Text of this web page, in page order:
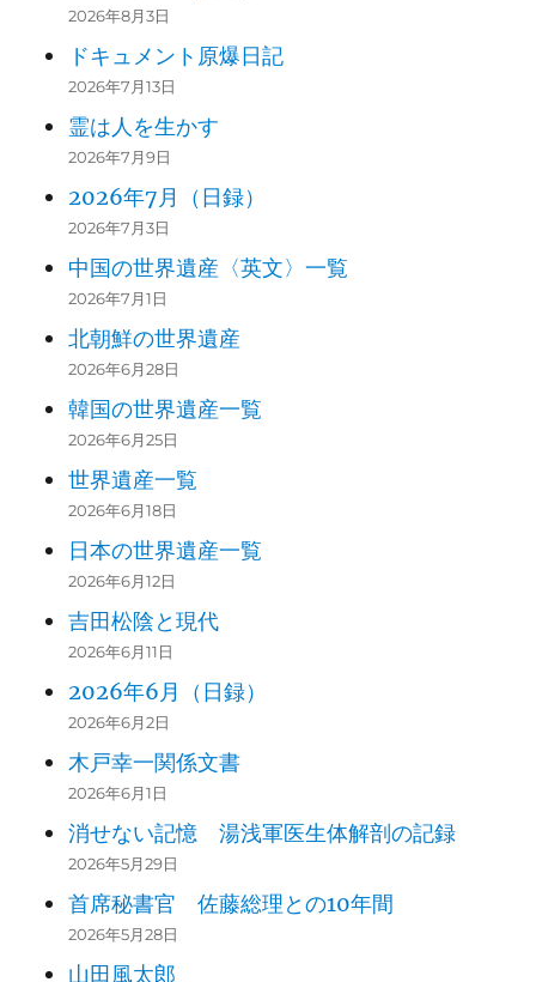
2026年8月3日
ドキュメント原爆日記
2026年7月13日
霊は人を生かす
2026年7月9日
2026年7月（日録）
2026年7月3日
中国の世界遺産〈英文〉一覧
2026年7月1日
北朝鮮の世界遺産
2026年6月28日
韓国の世界遺産一覧
2026年6月25日
世界遺産一覧
2026年6月18日
日本の世界遺産一覧
2026年6月12日
吉田松陰と現代
2026年6月11日
2026年6月（日録）
2026年6月2日
木戸幸一関係文書
2026年6月1日
消せない記憶 湯浅軍医生体解剖の記録
2026年5月29日
首席秘書官 佐藤総理との10年間
2026年5月28日
山田風太郎